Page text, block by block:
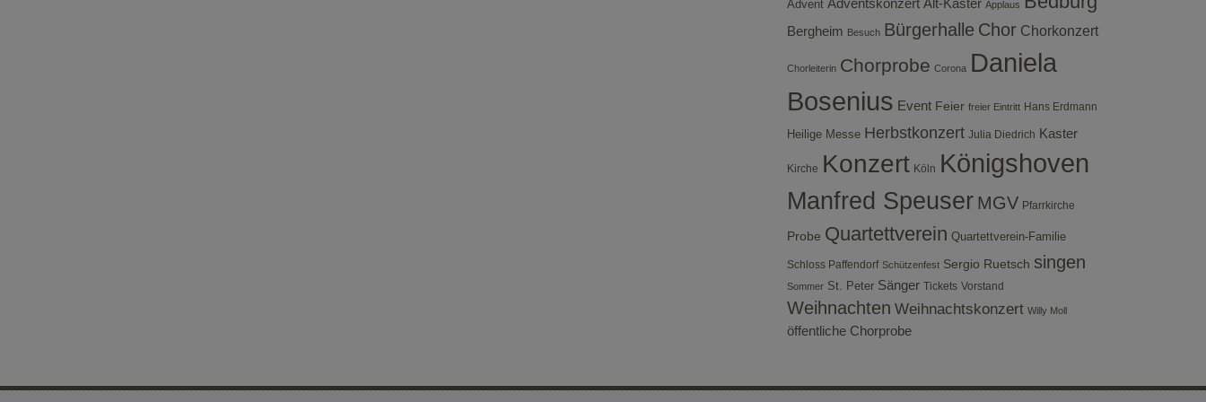
Advent Adventskonzert Alt-Kaster Applaus
Bergheim Besuch Bürgerhalle Chor Chorkonzert
Chorleiterin Chorprobe Corona Daniela
Bosenius Event Feier freier Eintritt Hans Erdmann
Heilige Messe Herbstkonzert Julia Diedrich Kaster
Kirche Konzert Köln Königshoven
Manfred Speuser MGV Pfarrkirche
Probe Quartettverein Quartettverein-Familie
Schloss Paffendorf Schützenfest Sergio Ruetsch singen
Sommer St. Peter Sänger Tickets Vorstand
Weihnachten Weihnachtskonzert Willy Moll
öffentliche Chorprobe